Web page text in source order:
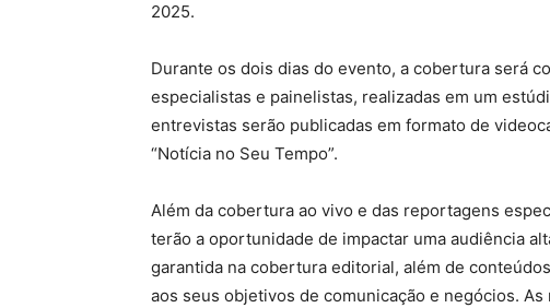
2025.
Durante os dois dias do evento, a cobertura será
especialistas e painelistas, realizadas em um
entrevistas serão publicadas em formato de
“Notícia no Seu Tempo”.
Além da cobertura ao vivo e das reportagens
terão a oportunidade de impactar uma audiência
garantida na cobertura editorial, além de
aos seus objetivos de comunicação e negócios.